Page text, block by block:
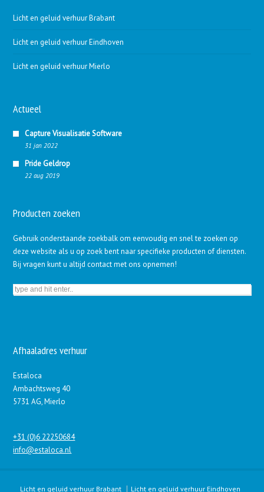
Licht en geluid verhuur Brabant
Licht en geluid verhuur Eindhoven
Licht en geluid verhuur Mierlo
Actueel
Capture Visualisatie Software
31 jan 2022
Pride Geldrop
22 aug 2019
Producten zoeken
Gebruik onderstaande zoekbalk om eenvoudig en snel te zoeken op
deze website als u op zoek bent naar specifieke producten of diensten.
Bij vragen kunt u altijd contact met ons opnemen!
Afhaaladres verhuur
Estaloca
Ambachtsweg 40
5731 AG, Mierlo
+31 (0)6 22250684
info@estaloca.nl
Licht en geluid verhuur Brabant Licht en geluid verhuur Eindhoven